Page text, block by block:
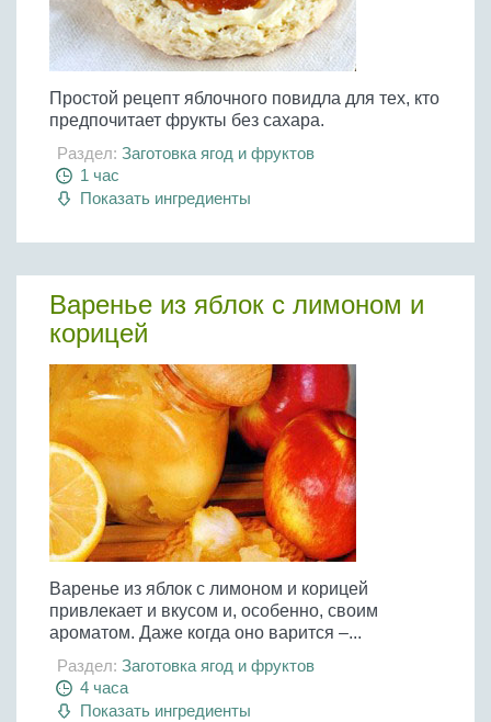
Простой рецепт яблочного повидла для тех, кто
предпочитает фрукты без сахара.
Раздел: Заготовка ягод и фруктов
1 час
Показать ингредиенты
Варенье из яблок с лимоном и
корицей
Варенье из яблок с лимоном и корицей
привлекает и вкусом и, особенно, своим
ароматом. Даже когда оно варится –...
Раздел: Заготовка ягод и фруктов
4 часа
Показать ингредиенты